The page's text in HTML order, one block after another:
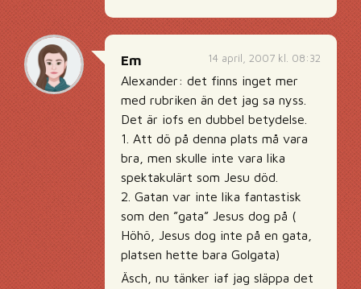
14 april, 2007 kl. 08:32
Em
Alexander: det finns inget mer
med rubriken än det jag sa nyss.
Det är iofs en dubbel betydelse.
1. Att dö på denna plats må vara
bra, men skulle inte vara lika
spektakulärt som Jesu död.
2. Gatan var inte lika fantastisk
som den ”gata” Jesus dog på (
Höhö, Jesus dog inte på en gata,
platsen hette bara Golgata)
Äsch, nu tänker iaf jag släppa det